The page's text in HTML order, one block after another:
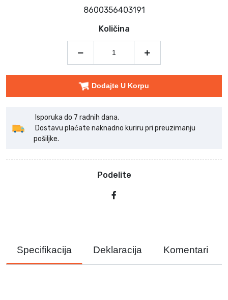
8600356403191
Količina
Dodajte U Korpu
Isporuka do 7 radnih dana.
Dostavu plaćate naknadno kuriru pri preuzimanju
pošiljke.
Podelite
Specifikacija Deklaracija Komentari